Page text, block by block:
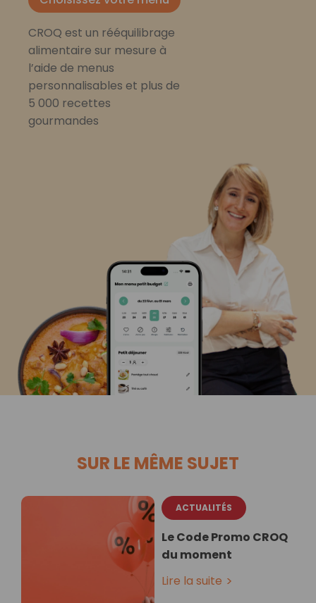
CROQ est un rééquilibrage
alimentaire sur mesure à
l’aide de menus
personnalisables et plus de
5 000 recettes
gourmandes
SUR LE MÊME SUJET
ACTUALITÉS
Le Code Promo CROQ
du moment
Lire la suite